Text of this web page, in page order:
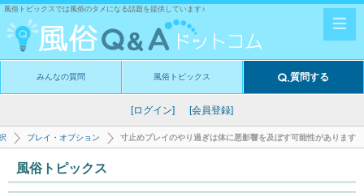
風俗トピックスでは風俗のタメになる話題を提供しています♪
みんなの質問 風俗トピックス 質問する
[ログイン] [会員登録]
プレイ・オプション 寸止めプレイのやり過ぎは体に悪影響を及ぼす可能性があります
風俗トピックス